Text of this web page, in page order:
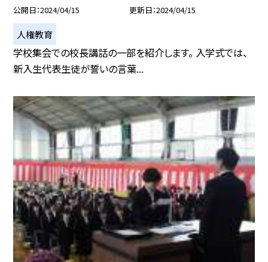
公開日 2024/04/15 更新日 2024/04/15
人権教育
学校集会での校長講話の一部を紹介します。 入学式では、
新入生代表生徒が誓いの言葉...